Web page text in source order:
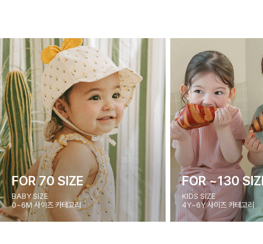
FOR 70 SIZE
BABY SIZE
0~6M 사이즈 카테고리
FOR ~130
KIDS SIZE
4Y~6Y 사이즈 카테고리